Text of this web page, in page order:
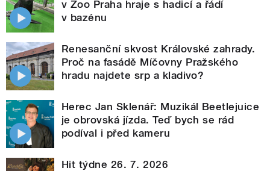
v Zoo Praha hraje s hadicí a řádí
v bazénu
Renesanční skvost Královské zahrady.
Proč na fasádě Míčovny Pražského
hradu najdete srp a kladivo?
Herec Jan Sklenář: Muzikál Beetlejuice
je obrovská jízda. Teď bych se rád
podíval i před kameru
Hit týdne 26. 7. 2026